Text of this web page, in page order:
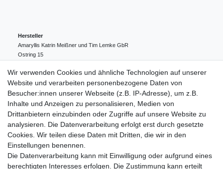
Hersteller
Amaryllis Katrin Meißner und Tim Lemke GbR
Ostring 15
004943548099856
amaryllis-eckernfoerde@t-online.de
EU-Verantwortlicher
Amaryllis Katrin Meißner und Tim Lemke GbR
Ostring
15
004943548099856
amaryllis-eckernfoerde@t-online.de
Wir verwenden Cookies und ähnliche Technologien auf unserer
Website und verarbeiten personenbezogene Daten von
Besucher:innen unserer Webseite (z.B. IP-Adresse), um z.B.
Inhalte und Anzeigen zu personalisieren, Medien von
Drittanbietern einzubinden oder Zugriffe auf unsere Website zu
analysieren. Die Datenverarbeitung erfolgt erst durch gesetzte
Cookies. Wir teilen diese Daten mit Dritten, die wir in den
Einstellungen benennen.
Die Datenverarbeitung kann mit Einwilligung oder aufgrund eines
berechtigten Interesses erfolgen. Die Zustimmung kann erteilt